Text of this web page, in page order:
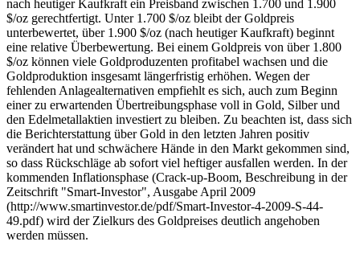
nach heutiger Kaufkraft ein Preisband zwischen 1.700 und 1.900
$/oz gerechtfertigt. Unter 1.700 $/oz bleibt der Goldpreis
unterbewertet, über 1.900 $/oz (nach heutiger Kaufkraft) beginnt
eine relative Überbewertung. Bei einem Goldpreis von über 1.800
$/oz können viele Goldproduzenten profitabel wachsen und die
Goldproduktion insgesamt längerfristig erhöhen. Wegen der
fehlenden Anlagealternativen empfiehlt es sich, auch zum Beginn
einer zu erwartenden Übertreibungsphase voll in Gold, Silber und
den Edelmetallaktien investiert zu bleiben. Zu beachten ist, dass sich
die Berichterstattung über Gold in den letzten Jahren positiv
verändert hat und schwächere Hände in den Markt gekommen sind,
so dass Rückschläge ab sofort viel heftiger ausfallen werden. In der
kommenden Inflationsphase (Crack-up-Boom, Beschreibung in der
Zeitschrift "Smart-Investor", Ausgabe April 2009
(http://www.smartinvestor.de/pdf/Smart-Investor-4-2009-S-44-
49.pdf) wird der Zielkurs des Goldpreises deutlich angehoben
werden müssen.